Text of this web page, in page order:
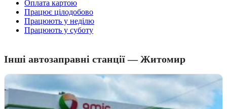
Оплата картою
Працює цілодобово
Працюють у неділю
Працюють у суботу
Інші автозаправні станції — Житомир